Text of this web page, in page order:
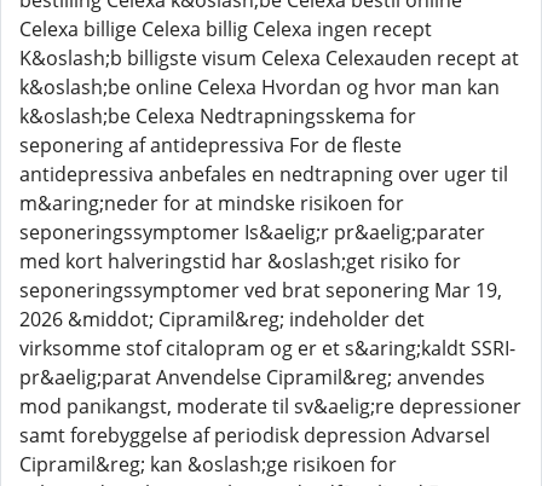
Celexa billige Celexa billig Celexa ingen recept
K&oslash;b billigste visum Celexa Celexauden recept at
k&oslash;be online Celexa Hvordan og hvor man kan
k&oslash;be Celexa Nedtrapningsskema for
seponering af antidepressiva For de fleste
antidepressiva anbefales en nedtrapning over uger til
m&aring;neder for at mindske risikoen for
seponeringssymptomer Is&aelig;r pr&aelig;parater
med kort halveringstid har &oslash;get risiko for
seponeringssymptomer ved brat seponering Mar 19,
2026 &middot; Cipramil&reg; indeholder det
virksomme stof citalopram og er et s&aring;kaldt SSRI-
pr&aelig;parat Anvendelse Cipramil&reg; anvendes
mod panikangst, moderate til sv&aelig;re depressioner
samt forebyggelse af periodisk depression Advarsel
Cipramil&reg; kan &oslash;ge risikoen for